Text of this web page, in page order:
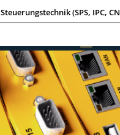
Steuerungstechnik (SPS, IPC,